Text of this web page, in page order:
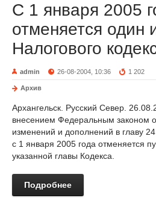
С 1 января 2005
отменяется один
Налогового
admin 26-08-2004, 10:36 1 202
Архив
Архангельск. Русский Север.
внесением Федеральным законом
изменений и дополнений в главу
с 1 января 2005 года отменяется
указанной главы Кодекса.
Подробнее